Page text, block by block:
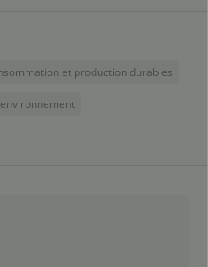
et production durables